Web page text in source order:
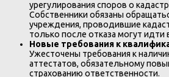
урегулирования споров о
Собственники обязаны
учреждения, проводившие
только после отказа могут идти
Новые требования к
Ужесточены требования к
аттестатов, обязательному
страхованию ответственности.